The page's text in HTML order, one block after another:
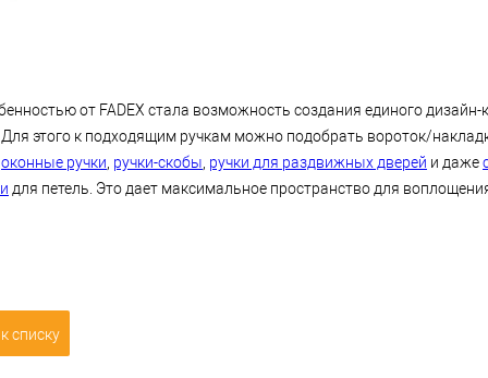
от FADEX стала возможность создания единого дизайн-
этого к подходящим ручкам можно подобрать вороток/
оконные ручки, ручки-скобы, ручки для раздвижных дверей и даже
для петель. Это дает максимальное пространство для
списку